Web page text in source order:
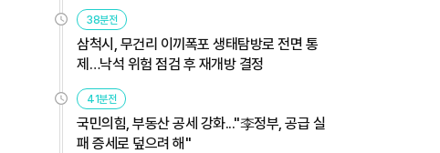
38분전
삼척시, 무건리 이끼폭포 생태탐방로 전면 통
제…낙석 위험 점검 후 재개방 결정
41분전
국민의힘, 부동산 공세 강화..."李정부, 공급 실
패 증세로 덮으려 해"